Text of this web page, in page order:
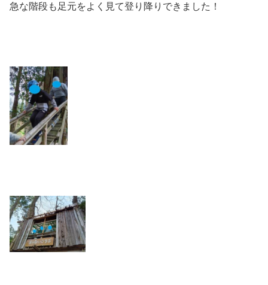
急な階段も足元をよく見て登り降りできました！